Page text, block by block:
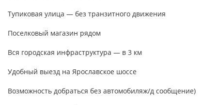
Тупиковая улица — без транзитного движения
Поселковый магазин рядом
Вся городская инфраструктура — в 3 км
Удобный выезд на Ярославское шоссе
Возможность добраться без автомобиляж/д сообщение)